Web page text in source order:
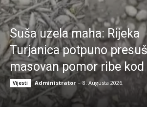
Suša uzela maha: Rijeka
Turjanica potpuno
masovan pomor ribe
Vijesti Administrator - 8. Augusta 2026.